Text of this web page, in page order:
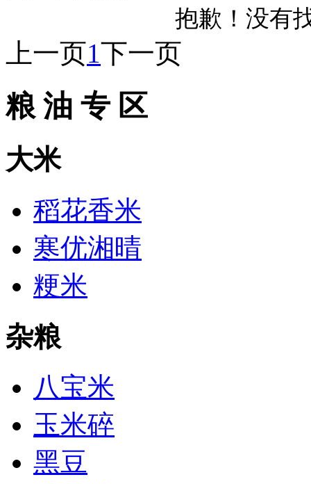
抱歉！没有
上一页1下一页
粮 油 专 区
大米
稻花香米
寒优湘晴
粳米
杂粮
八宝米
玉米碎
黑豆